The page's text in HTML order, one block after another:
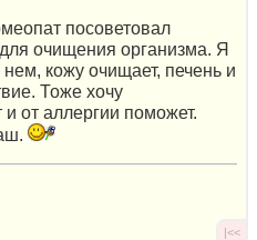
посоветовал
очищения организма. Я
кожу очищает, печень и
Тоже хочу
от аллергии поможет.
|<<